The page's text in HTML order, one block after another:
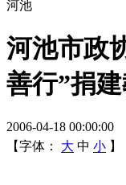
河池
河池市政
善行”捐
2006-04-18
【字体：
大 中 小 】